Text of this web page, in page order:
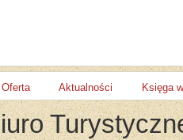
Oferta Aktualności Księga